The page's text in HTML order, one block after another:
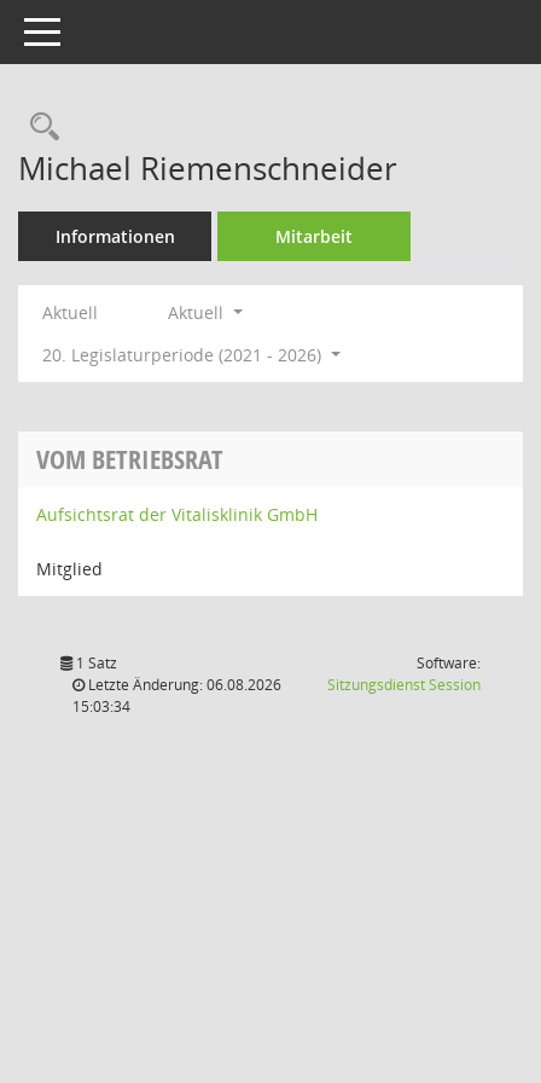
Toggle navigation
Rechercheauswahl
Michael Riemenschneider
Informationen Mitarbeit
Aktuell
Aktuell
20. Legislaturperiode (2021 - 2026)
VOM BETRIEBSRAT
Aufsichtsrat der Vitalisklinik GmbH
Mitglied
1 Satz
Letzte Änderung: 06.08.2026
15:03:34
Software:
SitzungsdienstSession(Wird in